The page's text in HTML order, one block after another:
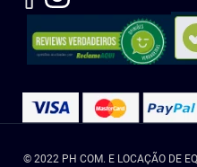
© 2022 PH COM. E LOCAÇÃO DE